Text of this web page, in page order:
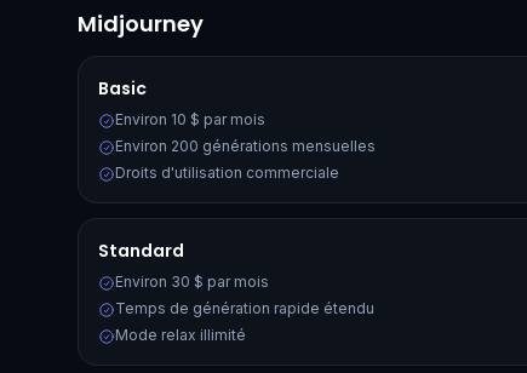
Midjourney
Basic
Environ 10 $ par mois
Environ 200 générations mensuelles
Droits d'utilisation commerciale
Standard
Environ 30 $ par mois
Temps de génération rapide étendu
Mode relax illimité